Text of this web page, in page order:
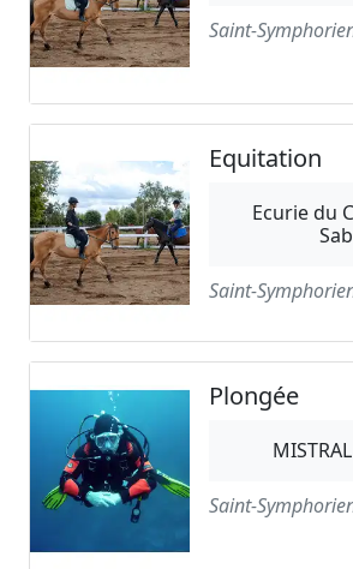
Saint-
Equitation
Ecurie du
Saint-
Plongée
Saint-